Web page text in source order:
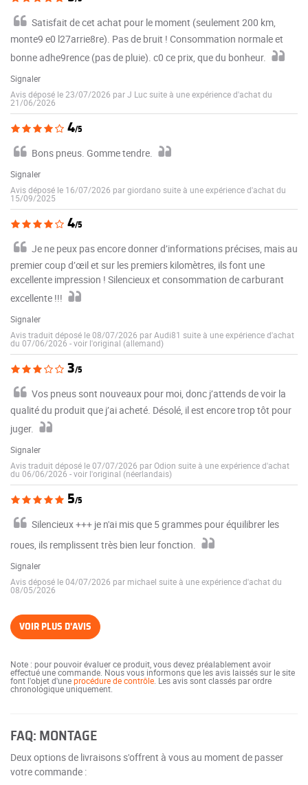
Satisfait de cet achat pour le moment (seulement 200 km,
monte9 e0 l27arrie8re). Pas de bruit ! Consommation normale et
bonne adhe9rence (pas de pluie). c0 ce prix, que du bonheur.
Signaler
Avis déposé le 23/07/2026 par J Luc suite à une expérience d'achat du
21/06/2026
4/5
Bons pneus. Gomme tendre.
Signaler
Avis déposé le 16/07/2026 par giordano suite à une expérience d'achat du
15/09/2025
4/5
Je ne peux pas encore donner d’informations précises, mais au
premier coup d’œil et sur les premiers kilomètres, ils font une
excellente impression ! Silencieux et consommation de carburant
excellente !!!
Signaler
Avis traduit déposé le 08/07/2026 par Audi81 suite à une expérience d'achat
du 07/06/2026 -voir l'original (allemand)
3/5
Vos pneus sont nouveaux pour moi, donc j’attends de voir la
qualité du produit que j’ai acheté. Désolé, il est encore trop tôt pour
juger.
Signaler
Avis traduit déposé le 07/07/2026 par Odion suite à une expérience d'achat
du 06/06/2026 -voir l'original (néerlandais)
5/5
Silencieux +++ je n'ai mis que 5 grammes pour équilibrer les
roues, ils remplissent très bien leur fonction.
Signaler
Avis déposé le 04/07/2026 par michael suite à une expérience d'achat du
08/05/2026
VOIR PLUS D'AVIS
Note : pour pouvoir évaluer ce produit, vous devez préalablement avoir
effectué une commande. Nous vous informons que les avis laissés sur le site
font l'objet d'uneprocédure de contrôle . Les avis sont classés par ordre
chronologique uniquement.
FAQ: MONTAGE
Deux options de livraisons s'offrent à vous au moment de passer
votre commande :